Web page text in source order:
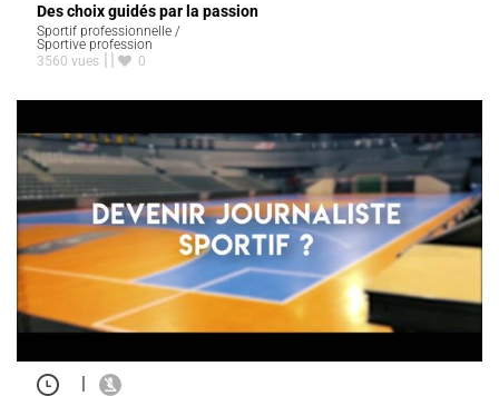
Des choix guidés par la passion
Sportif professionnelle /
Sportive profession
3560 vues
0
|